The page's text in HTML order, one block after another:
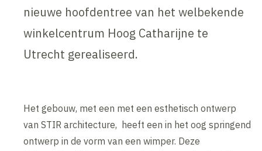
nieuwe hoofdentree van het welbekende
winkelcentrum Hoog Catharijne te
Utrecht gerealiseerd.
Het gebouw, met een met een esthetisch ontwerp
van STIR architecture, heeft een in het oog springend
ontwerp in de vorm van een wimper. Deze